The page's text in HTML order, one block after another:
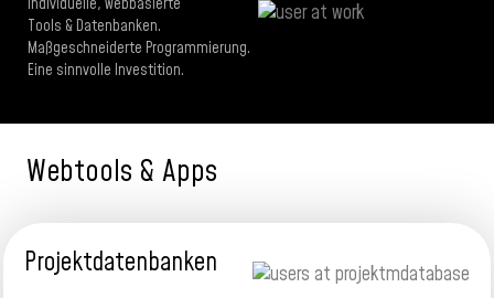
Tools & Datenbanken.
Maßgeschneiderte Programmierung.
Eine sinnvolle Investition.
Webtools & Apps
Projektdatenbanken